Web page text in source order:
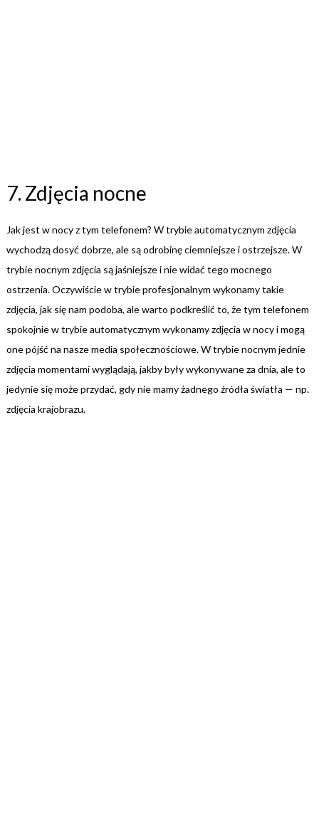
7. Zdjęcia nocne
Jak jest w nocy z tym telefonem? W trybie automatycznym zdjęcia
wychodzą dosyć dobrze, ale są odrobinę ciemniejsze i ostrzejsze. W
trybie nocnym zdjęcia są jaśniejsze i nie widać tego mocnego
ostrzenia. Oczywiście w trybie profesjonalnym wykonamy takie
zdjęcia, jak się nam podoba, ale warto podkreślić to, że tym telefonem
spokojnie w trybie automatycznym wykonamy zdjęcia w nocy i mogą
one pójść na nasze media społecznościowe. W trybie nocnym jednie
zdjęcia momentami wyglądają, jakby były wykonywane za dnia, ale to
jedynie się może przydać, gdy nie mamy żadnego źródła światła — np.
zdjęcia krajobrazu.